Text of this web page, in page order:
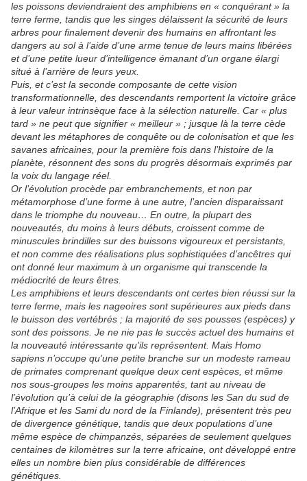
les poissons deviendraient des amphibiens en « conquérant » la
terre ferme, tandis que les singes délaissent la sécurité de leurs
arbres pour finalement devenir des humains en affrontant les
dangers au sol à l’aide d’une arme tenue de leurs mains libérées
et d’une petite lueur d’intelligence émanant d’un organe élargi
situé à l’arrière de leurs yeux.
Puis, et c’est la seconde composante de cette vision
transformationnelle, des descendants remportent la victoire grâce
à leur valeur intrinsèque face à la sélection naturelle. Car « plus
tard » ne peut que signifier « meilleur » ; jusque là la terre cède
devant les métaphores de conquête ou de colonisation et que les
savanes africaines, pour la première fois dans l’histoire de la
planète, résonnent des sons du progrès désormais exprimés par
la voix du langage réel.
Or l’évolution procède par embranchements, et non par
métamorphose d’une forme à une autre, l’ancien disparaissant
dans le triomphe du nouveau… En outre, la plupart des
nouveautés, du moins à leurs débuts, croissent comme de
minuscules brindilles sur des buissons vigoureux et persistants,
et non comme des réalisations plus sophistiquées d’ancêtres qui
ont donné leur maximum à un organisme qui transcende la
médiocrité de leurs êtres.
Les amphibiens et leurs descendants ont certes bien réussi sur la
terre ferme, mais les nageoires sont supérieures aux pieds dans
le buisson des vertébrés ; la majorité de ses pousses (espèces) y
sont des poissons. Je ne nie pas le succès actuel des humains et
la nouveauté intéressante qu’ils représentent. Mais Homo
sapiens n’occupe qu’une petite branche sur un modeste rameau
de primates comprenant quelque deux cent espèces, et même
nos sous-groupes les moins apparentés, tant au niveau de
l’évolution qu’à celui de la géographie (disons les San du sud de
l’Afrique et les Sami du nord de la Finlande), présentent très peu
de divergence génétique, tandis que deux populations d’une
même espèce de chimpanzés, séparées de seulement quelques
centaines de kilomètres sur la terre africaine, ont développé entre
elles un nombre bien plus considérable de différences
génétiques.